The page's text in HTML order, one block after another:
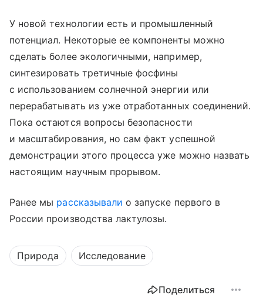
У новой технологии есть и промышленный
потенциал. Некоторые ее компоненты можно
сделать более экологичными, например,
синтезировать третичные фосфины
с использованием солнечной энергии или
перерабатывать из уже отработанных соединений.
Пока остаются вопросы безопасности
и масштабирования, но сам факт успешной
демонстрации этого процесса уже можно назвать
настоящим научным прорывом.
Ранее мы рассказывали о запуске первого в
России производства лактулозы.
Природа Исследование
Поделиться